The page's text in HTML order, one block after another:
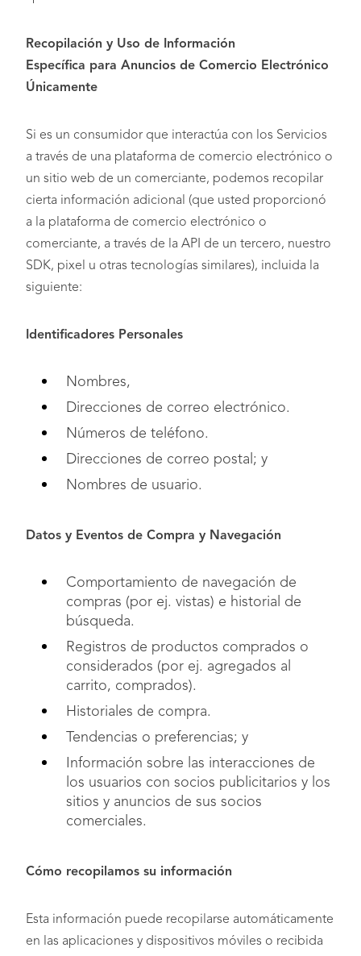
Recopilación y Uso de Información
Específica para Anuncios de Comercio Electrónico
Únicamente
Si es un consumidor que interactúa con los Servicios
a través de una plataforma de comercio electrónico o
un sitio web de un comerciante, podemos recopilar
cierta información adicional (que usted proporcionó
a la plataforma de comercio electrónico o
comerciante, a través de la API de un tercero, nuestro
SDK, pixel u otras tecnologías similares), incluida la
siguiente:
Identificadores Personales
Nombres,
Direcciones de correo electrónico.
Números de teléfono.
Direcciones de correo postal; y
Nombres de usuario.
Datos y Eventos de Compra y Navegación
Comportamiento de navegación de
compras (por ej. vistas) e historial de
búsqueda.
Registros de productos comprados o
considerados (por ej. agregados al
carrito, comprados).
Historiales de compra.
Tendencias o preferencias; y
Información sobre las interacciones de
los usuarios con socios publicitarios y los
sitios y anuncios de sus socios
comerciales.
Cómo recopilamos su información
Esta información puede recopilarse automáticamente
en las aplicaciones y dispositivos móviles o recibida